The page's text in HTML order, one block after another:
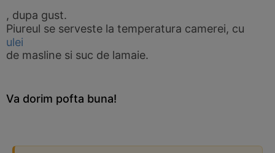
, dupa gust.
Piureul se serveste la temperatura camerei, cu
ulei
de masline si suc de lamaie.
Va dorim pofta buna!